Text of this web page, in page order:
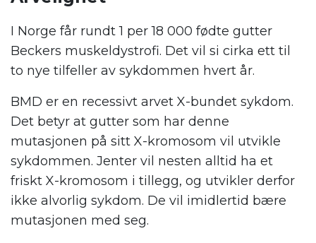
I Norge får rundt 1 per 18 000 fødte gutter
Beckers muskeldystrofi. Det vil si cirka ett til
to nye tilfeller av sykdommen hvert år.
BMD er en recessivt arvet X-bundet sykdom.
Det betyr at gutter som har denne
mutasjonen på sitt X-kromosom vil utvikle
sykdommen. Jenter vil nesten alltid ha et
friskt X-kromosom i tillegg, og utvikler derfor
ikke alvorlig sykdom. De vil imidlertid bære
mutasjonen med seg.